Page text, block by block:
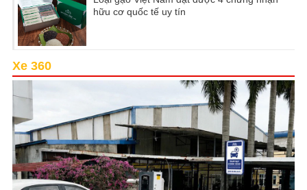
hữu cơ quốc tế uy tín
Xe 360